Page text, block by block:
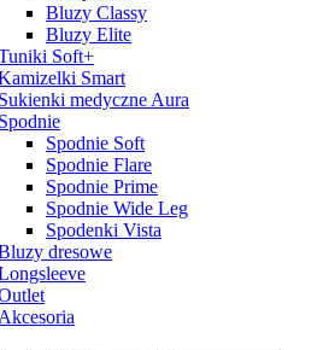
Bluzy Classy
Bluzy Elite
Soft+
Smart
Sukienki medyczne Aura
Spodnie
Spodnie Soft
Spodnie Flare
Spodnie Prime
Spodnie Wide Leg
Spodenki Vista
dresowe
Akcesoria